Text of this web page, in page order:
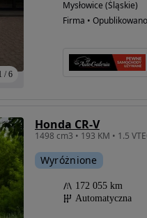
/ 6
Mysłowice (Śląskie)
Firma • Opublikowano
Honda CR-V
Wyróżnione
172 055 km
Automatyczna